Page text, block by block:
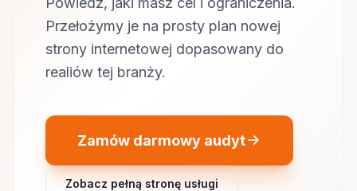
Przełożymy je na prosty plan nowej
strony internetowej dopasowany do
realiów tej branży.
Zamów darmowy audyt
Zobacz pełną stronę usługi